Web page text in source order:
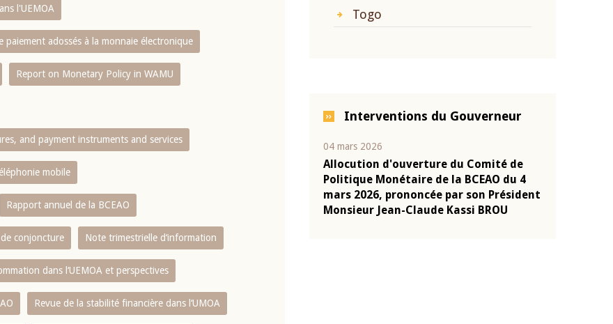
l'UEMOA
paiement adossés à la monnaie électronique
Report on Monetary Policy in WAMU
and payment instruments and services
mobile
Rapport annuel de la BCEAO
conjoncture Note trimestrielle d‘information
dans l‘UEMOA et perspectives
Revue de la stabilité financière dans l‘UMOA
Togo
Interventions du Gouverneur
Jean-
de la cérémonie
annuel 2025
10 juin 2026
juin 2026, prononcée par son Président
Monsieur Jean-Claude Kassi BROU
04 mars 2026
Allocution d'ouverture du Comité de
Politique Monétaire de la BCEAO du 4
mars 2026, prononcée par son Président
Monsieur Jean-Claude Kassi BROU